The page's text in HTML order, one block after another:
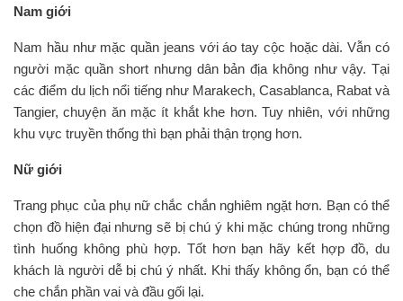
Nam giới
Nam hầu như mặc quần jeans với áo tay cộc hoặc dài. Vẫn có
người mặc quần short nhưng dân bản địa không như vậy. Tại
các điểm du lịch nổi tiếng như Marakech, Casablanca, Rabat và
Tangier, chuyện ăn mặc ít khắt khe hơn. Tuy nhiên, với những
khu vực truyền thống thì bạn phải thận trọng hơn.
Nữ giới
Trang phục của phụ nữ chắc chắn nghiêm ngặt hơn. Bạn có thể
chọn đồ hiện đại nhưng sẽ bị chú ý khi mặc chúng trong những
tình huống không phù hợp. Tốt hơn bạn hãy kết hợp đồ, du
khách là người dễ bị chú ý nhất. Khi thấy không ổn, bạn có thể
che chắn phần vai và đầu gối lại.